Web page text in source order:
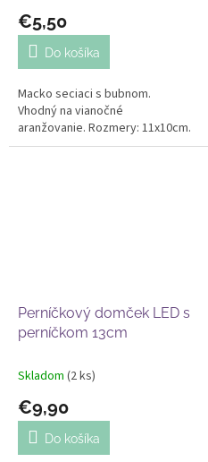
€5,50
Do košíka
Macko seciaci s bubnom.
Vhodný na vianočné
aranžovanie. Rozmery: 11x10cm.
Perníčkový domček LED s
perníčkom 13cm
Skladom (2 ks)
€9,90
Do košíka